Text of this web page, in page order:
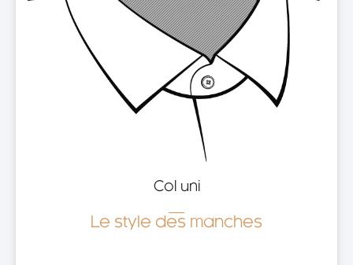
Col uni
Le style des manches